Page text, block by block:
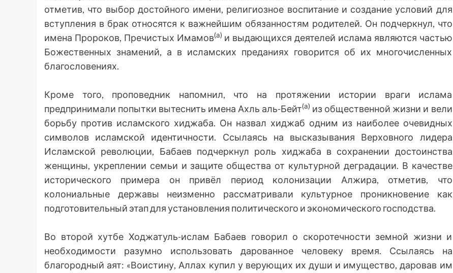
отметив, что выбор достойного имени, религиозное воспитание и создание условий для
вступления в брак относятся к важнейшим обязанностям родителей. Он подчеркнул, что
имена Пророков, Пречистых Имамов(а) и выдающихся деятелей ислама являются частью
Божественных знамений, а в исламских преданиях говорится об их многочисленных
благословениях.
Кроме того, проповедник напомнил, что на протяжении истории враги ислама
предпринимали попытки вытеснить имена Ахль аль-Бейт(а) из общественной жизни и вели
борьбу против исламского хиджаба. Он назвал хиджаб одним из наиболее очевидных
символов исламской идентичности. Ссылаясь на высказывания Верховного лидера
Исламской революции, Бабаев подчеркнул роль хиджаба в сохранении достоинства
женщины, укреплении семьи и защите общества от культурной деградации. В качестве
исторического примера он привёл период колонизации Алжира, отметив, что
колониальные державы неизменно рассматривали культурное проникновение как
подготовительный этап для установления политического и экономического господства.
Во второй хутбе Ходжатуль-ислам Бабаев говорил о скоротечности земной жизни и
необходимости разумно использовать дарованное человеку время. Ссылаясь на
благородный аят: «Воистину, Аллах купил у верующих их души и имущество, даровав им